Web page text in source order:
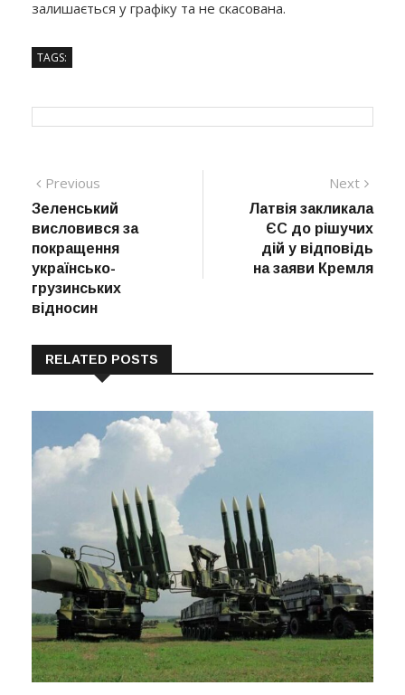
залишається у графіку та не скасована.
TAGS:
Навігація
записів
Previous
post:
Зеленський
висловився за
покращення
українсько-
грузинських
відносин
Next
post:
Латвія закликала
ЄС до рішучих
дій у відповідь
на заяви Кремля
RELATED POSTS